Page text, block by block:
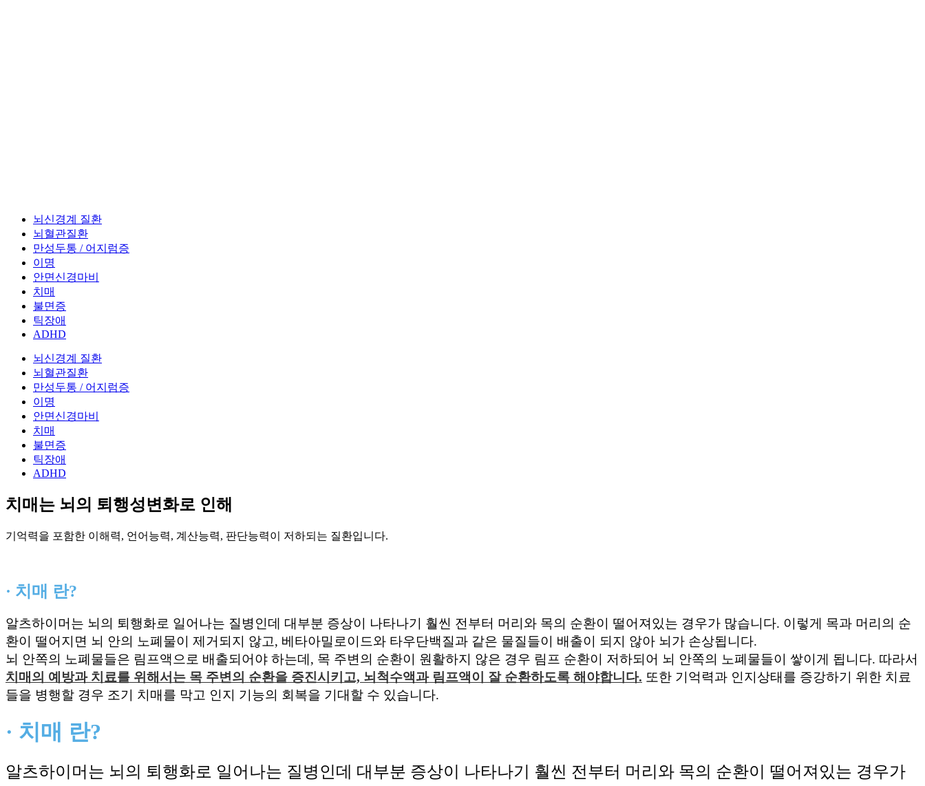
뇌신경계 질환
뇌혈관질환
만성두통 / 어지럼증
이명
안면신경마비
치매
불면증
틱장애
ADHD
뇌신경계 질환
뇌혈관질환
만성두통 / 어지럼증
이명
안면신경마비
치매
불면증
틱장애
ADHD
치매는 뇌의 퇴행성변화로 인해
기억력을 포함한 이해력, 언어능력, 계산능력, 판단능력이 저하되는 질환입니다.
· 치매 란?
알츠하이머는 뇌의 퇴행화로 일어나는 질병인데 대부분 증상이 나타나기 훨씬 전부터 머리와 목의 순환이 떨어져있는 경우가 많습니다. 이렇게 목과 머리의 순
환이 떨어지면 뇌 안의 노폐물이 제거되지 않고, 베타아밀로이드와 타우단백질과 같은 물질들이 배출이 되지 않아 뇌가 손상됩니다.
뇌 안쪽의 노폐물들은 림프액으로 배출되어야 하는데, 목 주변의 순환이 원활하지 않은 경우 림프 순환이 저하되어 뇌 안쪽의 노폐물들이 쌓이게 됩니다. 따라서
치매의 예방과 치료를 위해서는 목 주변의 순환을 증진시키고, 뇌척수액과 림프액이 잘 순환하도록 해야합니다. 또한 기억력과 인지상태를 증강하기 위한 치료
들을 병행할 경우 조기 치매를 막고 인지 기능의 회복을 기대할 수 있습니다.
· 치매 란?
알츠하이머는 뇌의 퇴행화로 일어나는 질병인데 대부분 증상이 나타나기 훨씬 전부터 머리와 목의 순환이 떨어져있는 경우가